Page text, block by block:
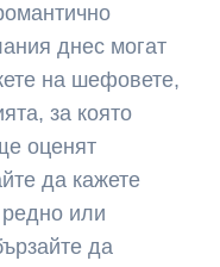
днес могат
на шефовете,
за която
оценят
да кажете
редно или
да